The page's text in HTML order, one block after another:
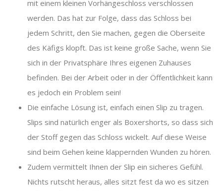
mit einem kleinen Vorhängeschloss verschlossen
werden. Das hat zur Folge, dass das Schloss bei
jedem Schritt, den Sie machen, gegen die Oberseite
des Käfigs klopft. Das ist keine große Sache, wenn Sie
sich in der Privatsphäre Ihres eigenen Zuhauses
befinden. Bei der Arbeit oder in der Öffentlichkeit kann
es jedoch ein Problem sein!
Die einfache Lösung ist, einfach einen Slip zu tragen.
Slips sind natürlich enger als Boxershorts, so dass sich
der Stoff gegen das Schloss wickelt. Auf diese Weise
sind beim Gehen keine klappernden Wunden zu hören.
Zudem vermittelt Ihnen der Slip ein sicheres Gefühl.
Nichts rutscht heraus, alles sitzt fest da wo es sitzen